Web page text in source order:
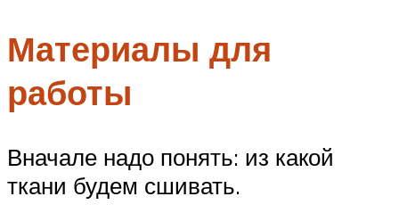
Материалы для
работы
Вначале надо понять: из какой
ткани будем сшивать.